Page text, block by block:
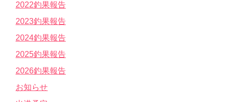
2022釣果報告
2023釣果報告
2024釣果報告
2025釣果報告
2026釣果報告
お知らせ